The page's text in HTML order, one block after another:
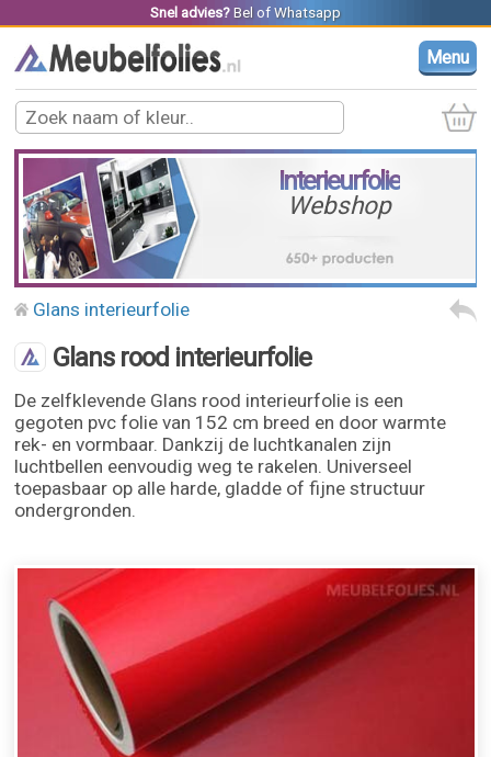
Snel advies? Belof Whatsapp
Menu
Interieurfolie
Webshop
Glans interieurfolie
Glans rood interieurfolie
De zelfklevende Glans rood interieurfolie is een
gegoten pvc folie van 152 cm breed en door warmte
rek- en vormbaar. Dankzij de luchtkanalen zijn
luchtbellen eenvoudig weg te rakelen. Universeel
toepasbaar op alle harde, gladde of fijne structuur
ondergronden.